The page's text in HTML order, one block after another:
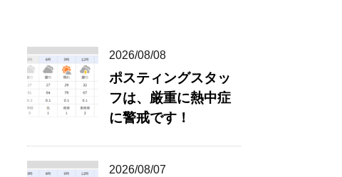
2026/08/08
ポスティングスタッ
フは、厳重に熱中症
に警戒です！
2026/08/07